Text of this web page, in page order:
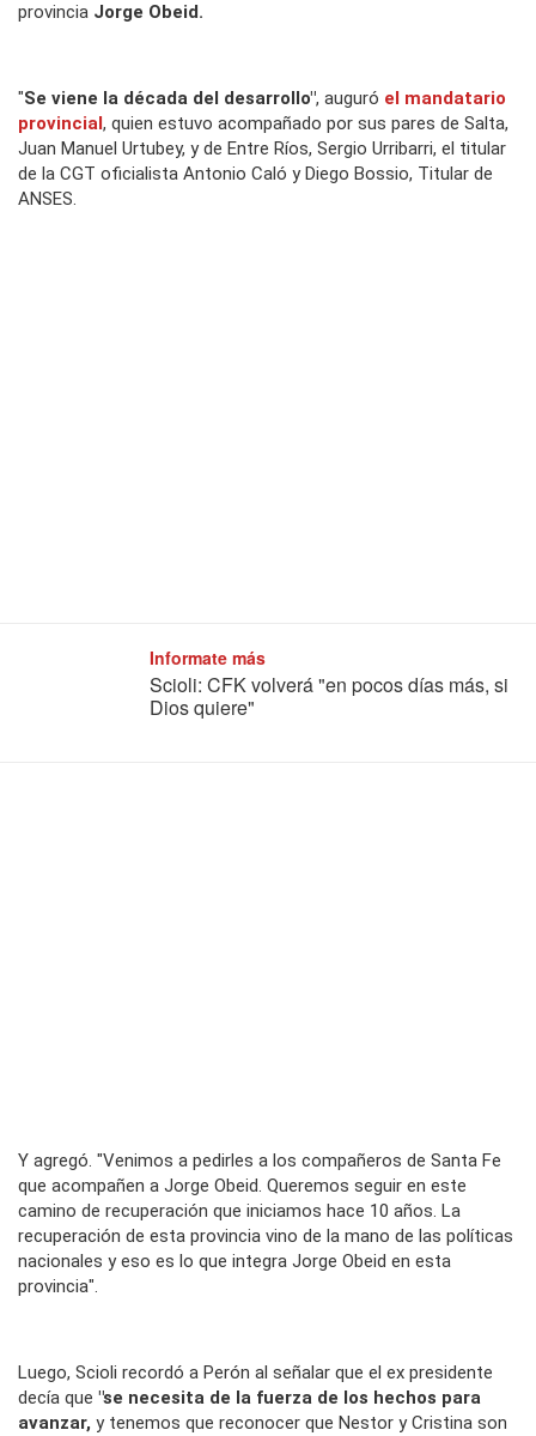
provincia Jorge Obeid.
"Se viene la década del desarrollo", auguró el mandatario
provincial, quien estuvo acompañado por sus pares de Salta,
Juan Manuel Urtubey, y de Entre Ríos, Sergio Urribarri, el titular
de la CGT oficialista Antonio Caló y Diego Bossio, Titular de
ANSES.
Informate más
Scioli: CFK volverá "en pocos días más, si
Dios quiere"
Y agregó. "Venimos a pedirles a los compañeros de Santa Fe
que acompañen a Jorge Obeid. Queremos seguir en este
camino de recuperación que iniciamos hace 10 años. La
recuperación de esta provincia vino de la mano de las políticas
nacionales y eso es lo que integra Jorge Obeid en esta
provincia".
Luego, Scioli recordó a Perón al señalar que el ex presidente
decía que "se necesita de la fuerza de los hechos para
avanzar, y tenemos que reconocer que Nestor y Cristina son